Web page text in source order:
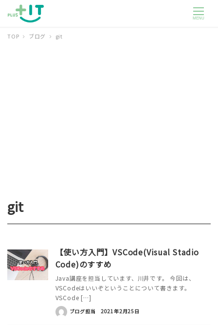
MENU
TOP ブログ git
git
【使い方入門】VSCode(Visual Stadio
Code)のすすめ
Java講座を担当しています、川井です。 今回は、
VSCodeはいいぞということについて書きます。
VSCode […]
ブログ担当 2021年2月25日